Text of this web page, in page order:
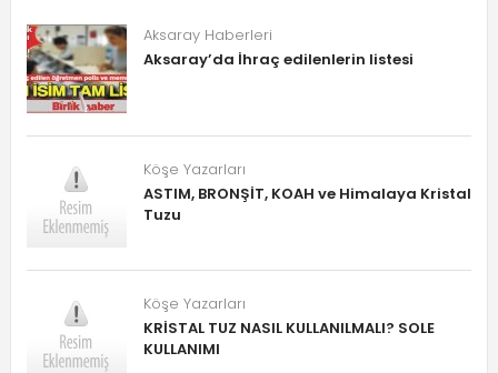
Aksaray Haberleri
Aksaray’da İhraç edilenlerin listesi
Köşe Yazarları
ASTIM, BRONŞİT, KOAH ve Himalaya Kristal
Tuzu
Köşe Yazarları
KRİSTAL TUZ NASIL KULLANILMALI? SOLE
KULLANIMI